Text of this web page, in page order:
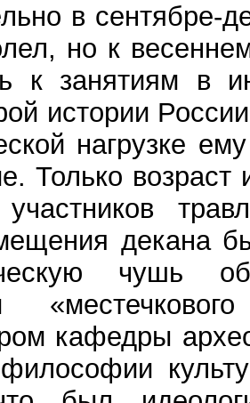
в сентябре-
но к
к занятиям в
истории
нагрузке
Только
участников
декана
чушь
кафедры